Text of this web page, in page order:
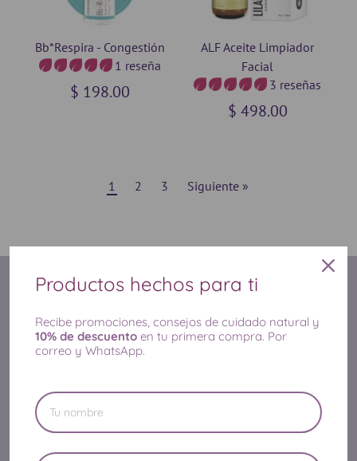
Bb*Respira - Congestión
1 reseña
$ 198.00
ALF Aceite Limpiador
Facial
3 reseñas
$ 498.00
1 2 3 Siguiente »
Acerca de LilaLavanda
Compromiso de Calidad
Reseñas de Clientes
Productos hechos para ti
Recibe promociones, consejos de cuidado natural y
10% de descuento en tu primera compra. Por
correo y WhatsApp.